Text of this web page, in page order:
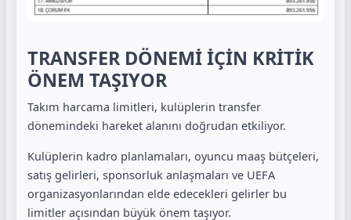
TRANSFER DÖNEMİ İÇİN KRİTİK
ÖNEM TAŞIYOR
Takım harcama limitleri, kulüplerin transfer
dönemindeki hareket alanını doğrudan etkiliyor.
Kulüplerin kadro planlamaları, oyuncu maaş bütçeleri,
satış gelirleri, sponsorluk anlaşmaları ve UEFA
organizasyonlarından elde edecekleri gelirler bu
limitler açısından büyük önem taşıyor.